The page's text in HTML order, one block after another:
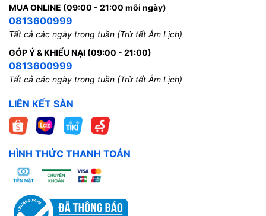
MUA ONLINE (09:00 - 21:00 mỗi ngày)
0813600999
Tất cả các ngày trong tuần (Trừ tết Âm Lịch)
GÓP Ý & KHIẾU NẠI (09:00 - 21:00)
0813600999
Tất cả các ngày trong tuần (Trừ tết Âm Lịch)
LIÊN KẾT SÀN
HÌNH THỨC THANH TOÁN